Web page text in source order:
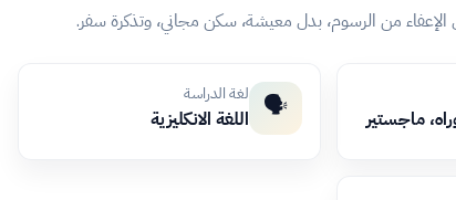
الإعفاء من الرسوم، بدل معيشة، سكن مجاني، وتذكرة سفر.
ماجستير 🗣️ لغة الدراسة
اللغة الانكليزية